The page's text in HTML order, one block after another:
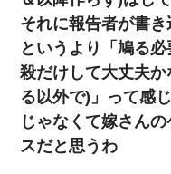
それに報告者が書
というより「鳩る
殺だけして大丈夫
る以外で)」って感
じゃなくて嫁さん
スだと思うわ